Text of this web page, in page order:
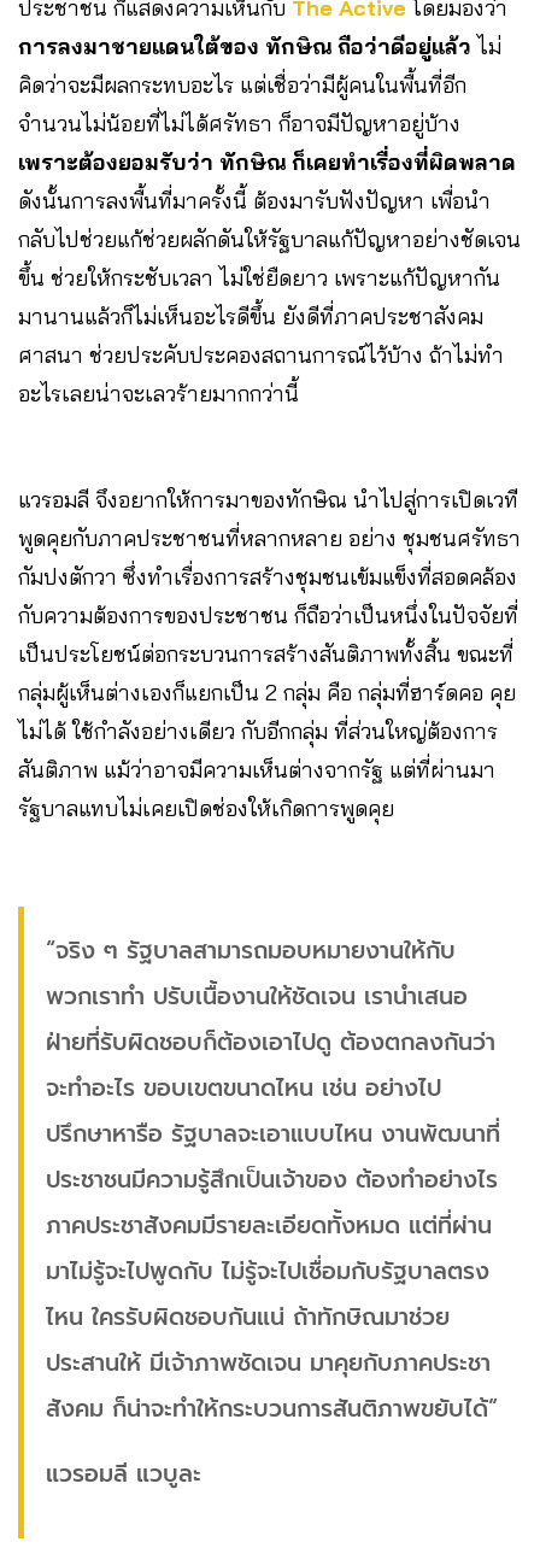
ประชาชน ก็แสดงความเห็นกับ The Active โดยมองว่า
การลงมาชายแดนใต้ของ ทักษิณ ถือว่าดีอยู่แล้ว ไม่
คิดว่าจะมีผลกระทบอะไร แต่เชื่อว่ามีผู้คนในพื้นที่อีก
จำนวนไม่น้อยที่ไม่ได้ศรัทธา ก็อาจมีปัญหาอยู่บ้าง
เพราะต้องยอมรับว่า ทักษิณ ก็เคยทำเรื่องที่ผิดพลาด
ดังนั้นการลงพื้นที่มาครั้งนี้ ต้องมารับฟังปัญหา เพื่อนำ
กลับไปช่วยแก้ช่วยผลักดันให้รัฐบาลแก้ปัญหาอย่างชัดเจน
ขึ้น ช่วยให้กระชับเวลา ไม่ใช่ยืดยาว เพราะแก้ปัญหากัน
มานานแล้วก็ไม่เห็นอะไรดีขึ้น ยังดีที่ภาคประชาสังคม
ศาสนา ช่วยประคับประคองสถานการณ์ไว้บ้าง ถ้าไม่ทำ
อะไรเลยน่าจะเลวร้ายมากกว่านี้
แวรอมลี จึงอยากให้การมาของทักษิณ นำไปสู่การเปิดเวที
พูดคุยกับภาคประชาชนที่หลากหลาย อย่าง ชุมชนศรัทธา
กัมปงตักวา ซึ่งทำเรื่องการสร้างชุมชนเข้มแข็งที่สอดคล้อง
กับความต้องการของประชาชน ก็ถือว่าเป็นหนึ่งในปัจจัยที่
เป็นประโยชน์ต่อกระบวนการสร้างสันติภาพทั้งสิ้น ขณะที่
กลุ่มผู้เห็นต่างเองก็แยกเป็น 2 กลุ่ม คือ กลุ่มที่ฮาร์ดคอ คุย
ไม่ได้ ใช้กำลังอย่างเดียว กับอีกกลุ่ม ที่ส่วนใหญ่ต้องการ
สันติภาพ แม้ว่าอาจมีความเห็นต่างจากรัฐ แต่ที่ผ่านมา
รัฐบาลแทบไม่เคยเปิดช่องให้เกิดการพูดคุย
“จริง ๆ รัฐบาลสามารถมอบหมายงานให้กับ
พวกเราทำ ปรับเนื้องานให้ชัดเจน เรานำเสนอ
ฝ่ายที่รับผิดชอบก็ต้องเอาไปดู ต้องตกลงกันว่า
จะทำอะไร ขอบเขตขนาดไหน เช่น อย่างไป
ปรึกษาหารือ รัฐบาลจะเอาแบบไหน งานพัฒนาที่
ประชาชนมีความรู้สึกเป็นเจ้าของ ต้องทำอย่างไร
ภาคประชาสังคมมีรายละเอียดทั้งหมด แต่ที่ผ่าน
มาไม่รู้จะไปพูดกับ ไม่รู้จะไปเชื่อมกับรัฐบาลตรง
ไหน ใครรับผิดชอบกันแน่ ถ้าทักษิณมาช่วย
ประสานให้ มีเจ้าภาพชัดเจน มาคุยกับภาคประชา
สังคม ก็น่าจะทำให้กระบวนการสันติภาพขยับได้”
แวรอมลี แวบูละ